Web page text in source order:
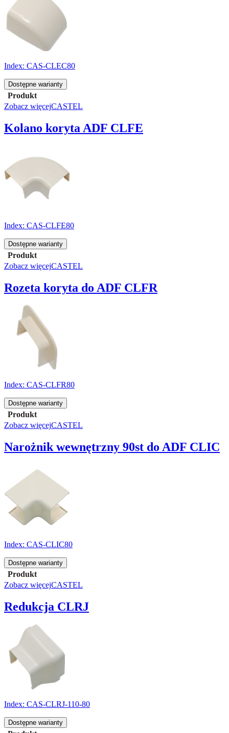
Index: CAS-CLEC80
Dostępne warianty
Produkt
Zobacz więcejCASTEL
Kolano koryta ADF CLFE
Index: CAS-CLFE80
Dostępne warianty
Produkt
Zobacz więcejCASTEL
Rozeta koryta do ADF CLFR
Index: CAS-CLFR80
Dostępne warianty
Produkt
Zobacz więcejCASTEL
Narożnik wewnętrzny 90st do ADF CLIC
Index: CAS-CLIC80
Dostępne warianty
Produkt
Zobacz więcejCASTEL
Redukcja CLRJ
Index: CAS-CLRJ-110-80
Dostępne warianty